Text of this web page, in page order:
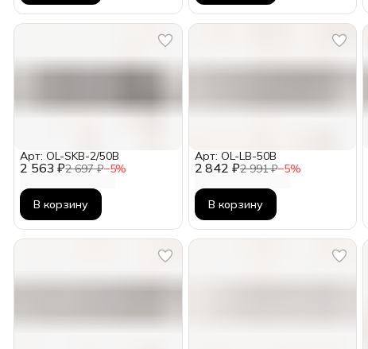
2 563 ₽2 697 ₽−5%
Арт: OL-SKB-2/50B
В корзину
2 842 ₽2 991 ₽−5%
Арт: OL-LB-50B
В корзину